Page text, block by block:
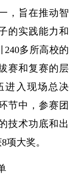
，旨在推动智
的实践能力和
240多所高校的
赛和复赛的层
进入现场总决
节中，参赛团
技术功底和出
项大奖。